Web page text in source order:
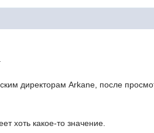
директорам Arkane, после
хоть какое-то значение.